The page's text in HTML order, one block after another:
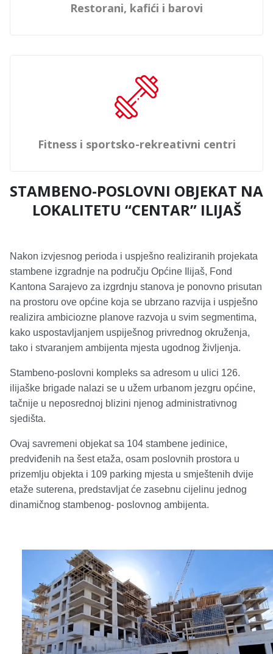
Restorani, kafići i barovi
Fitness i sportsko-rekreativni centri
STAMBENO-POSLOVNI OBJEKAT NA
LOKALITETU “CENTAR” ILIJAŠ
Nakon izvjesnog perioda i uspješno realiziranih projekata
stambene izgradnje na području Općine Ilijaš, Fond
Kantona Sarajevo za izgrdnju stanova je ponovno prisutan
na prostoru ove općine koja se ubrzano razvija i uspješno
realizira ambiciozne planove razvoja u svim segmentima,
kako uspostavljanjem uspiješnog privrednog okruženja,
tako i stvaranjem ambijenta mjesta ugodnog življenja.
Stambeno-poslovni kompleks sa adresom u ulici 126.
ilijaške brigade nalazi se u užem urbanom jezgru općine,
tačnije u neposrednoj blizini njenog administrativnog
sjedišta.
Ovaj savremeni objekat sa 104 stambene jedinice,
predviđenih na šest etaža, osam poslovnih prostora u
prizemlju objekta i 109 parking mjesta u smještenih dvije
etaže suterena, predstavljat će zasebnu cijelinu jednog
dinamičnog stambenog- poslovnog ambijenta.